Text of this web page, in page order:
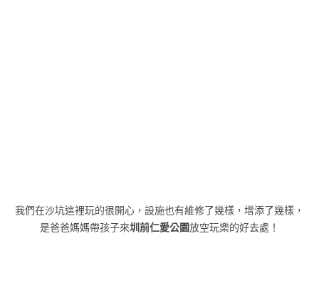
我們在沙坑這裡玩的很開心，設施也有維修了幾樣，增添了幾樣，
是爸爸媽媽帶孩子來圳前仁愛公園放空玩樂的好去處！